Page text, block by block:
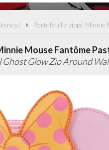
Portefeuille zippé
Mouse Fantôme
Glow Zip Around